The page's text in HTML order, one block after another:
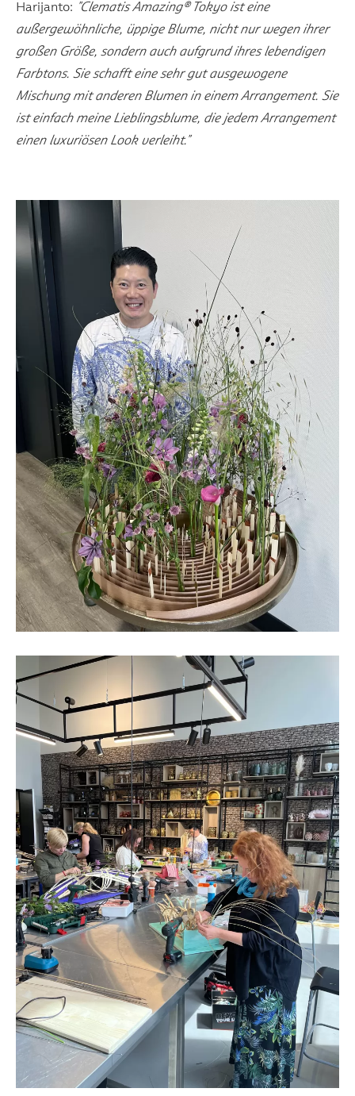
Harijanto: "Clematis Amazing® Tokyo ist eine
außergewöhnliche, üppige Blume, nicht nur wegen ihrer
großen Größe, sondern auch aufgrund ihres lebendigen
Farbtons. Sie schafft eine sehr gut ausgewogene
Mischung mit anderen Blumen in einem Arrangement. Sie
ist einfach meine Lieblingsblume, die jedem Arrangement
einen luxuriösen Look verleiht."